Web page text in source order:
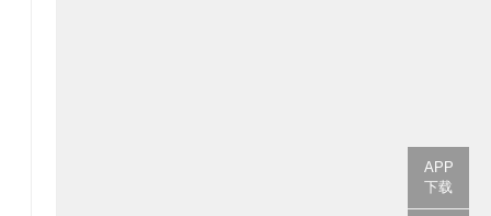
APP
下载